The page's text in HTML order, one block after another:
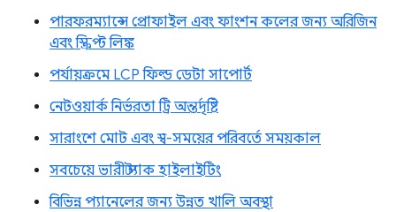
পারফরম্যান্সে প্রোফাইল এবং ফাংশন কলের জন্য অরিজিন
এবং স্ক্রিপ্ট লিঙ্ক
পর্যায়ক্রমে LCP ফিল্ড ডেটা সাপোর্ট
নেটওয়ার্ক নির্ভরতা ট্রি অন্তর্দৃষ্টি
সারাংশে মোট এবং স্ব-সময়ের পরিবর্তে সময়কাল
সবচেয়ে ভারী স্ট্যাক হাইলাইটিং
বিভিন্ন প্যানেলের জন্য উন্নত খালি অবস্থা